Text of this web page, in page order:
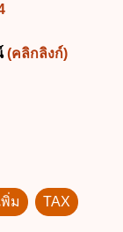
(คลิกลิงก์)
ม TAX